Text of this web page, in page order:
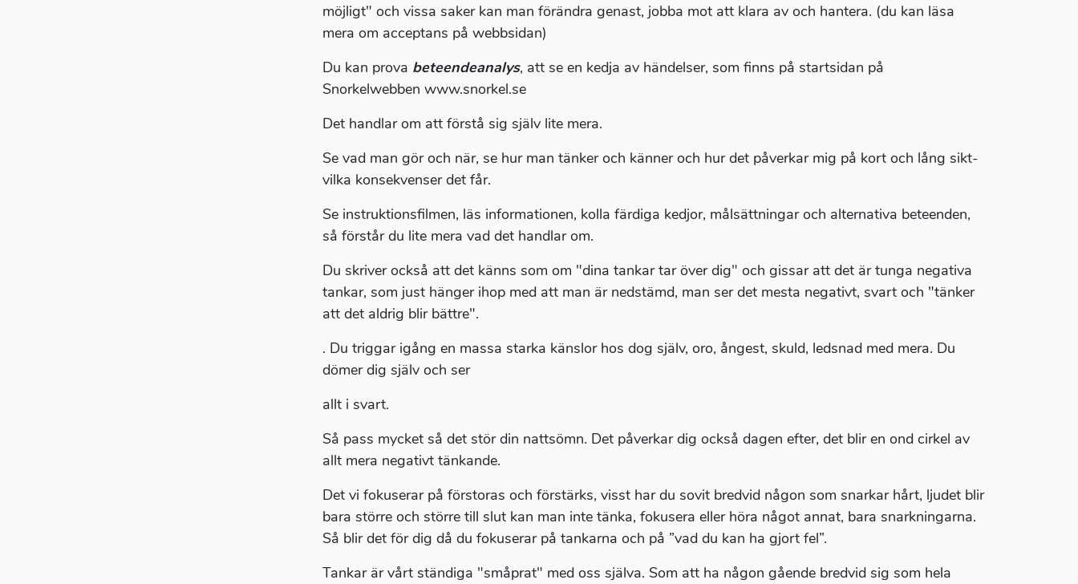
möjligt" och vissa saker kan man förändra genast, jobba mot att klara av och hantera. (du kan läsa
mera om acceptans på webbsidan)
Du kan prova beteendeanalys, att se en kedja av händelser, som finns på startsidan på
Snorkelwebben www.snorkel.se
Det handlar om att förstå sig själv lite mera.
Se vad man gör och när, se hur man tänker och känner och hur det påverkar mig på kort och lång sikt-
vilka konsekvenser det får.
Se instruktionsfilmen, läs informationen, kolla färdiga kedjor, målsättningar och alternativa beteenden,
så förstår du lite mera vad det handlar om.
Du skriver också att det känns som om "dina tankar tar över dig" och gissar att det är tunga negativa
tankar, som just hänger ihop med att man är nedstämd, man ser det mesta negativt, svart och "tänker
att det aldrig blir bättre".
. Du triggar igång en massa starka känslor hos dog själv, oro, ångest, skuld, ledsnad med mera. Du
dömer dig själv och ser
allt i svart.
Så pass mycket så det stör din nattsömn. Det påverkar dig också dagen efter, det blir en ond cirkel av
allt mera negativt tänkande.
Det vi fokuserar på förstoras och förstärks, visst har du sovit bredvid någon som snarkar hårt, ljudet blir
bara större och större till slut kan man inte tänka, fokusera eller höra något annat, bara snarkningarna.
Så blir det för dig då du fokuserar på tankarna och på ”vad du kan ha gjort fel”.
Tankar är vårt ständiga "småprat" med oss själva. Som att ha någon gående bredvid sig som hela